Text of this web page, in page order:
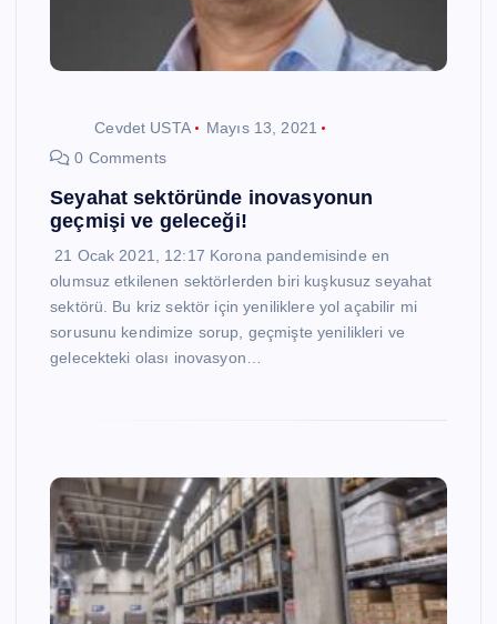
Cevdet USTA
Mayıs 13, 2021
0 Comments
Seyahat sektöründe inovasyonun
geçmişi ve geleceği!
21 Ocak 2021, 12:17 Korona pandemisinde en
olumsuz etkilenen sektörlerden biri kuşkusuz seyahat
sektörü. Bu kriz sektör için yeniliklere yol açabilir mi
sorusunu kendimize sorup, geçmişte yenilikleri ve
gelecekteki olası inovasyon…